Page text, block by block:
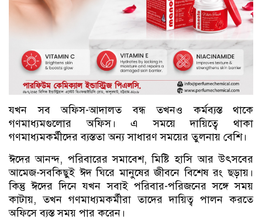
যখন সব অফিস-আদালত বন্ধ তখনও কর্মব্যস্ত থাকে
গণমাধ্যমগুলোর অফিস। এ সময়ে দায়িত্বে থাকা
গণমাধ্যমকর্মীদের ব্যস্ততা অন্য সাধারণ সময়ের তুলনায় বেশি।
ঈদের আনন্দ, পরিবারের সমাবেশ, মিষ্টি হাসি আর উৎসবের
আমেজ-সবকিছুই ঈদ ঘিরে মানুষের জীবনে বিশেষ রং ছড়ায়।
কিন্তু ঈদের দিনে যখন সবাই পরিবার-পরিজনের সঙ্গে সময়
কাটায়, তখন গণমাধ্যমকর্মীরা তাদের দায়িত্ব পালন করতে
অফিসে ব্যস্ত সময় পার করেন।